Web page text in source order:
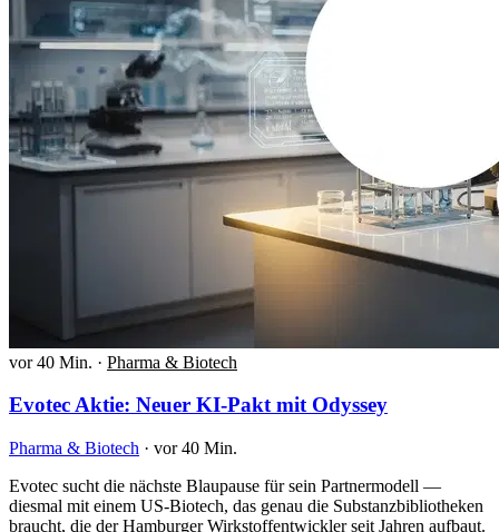
vor 40 Min. · Pharma & Biotech
Evotec Aktie: Neuer KI-Pakt mit Odyssey
Pharma & Biotech · vor 40 Min.
Evotec sucht die nächste Blaupause für sein Partnermodell —
diesmal mit einem US-Biotech, das genau die Substanzbibliotheken
braucht, die der Hamburger Wirkstoffentwickler seit Jahren aufbaut.